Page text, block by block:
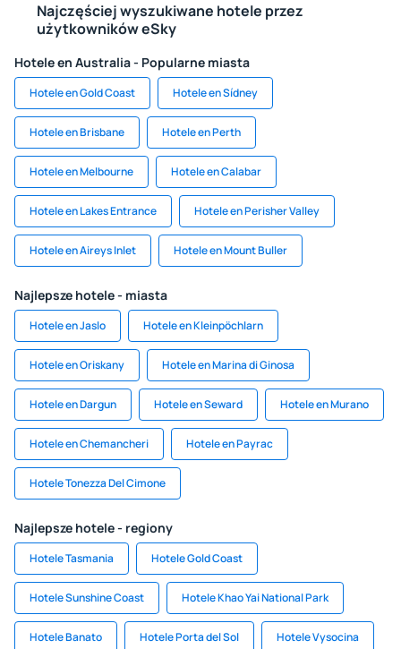
Najczęściej wyszukiwane hotele przez
użytkowników eSky
Hotele en Australia - Popularne miasta
Hotele en Gold Coast Hotele en Sídney
Hotele en Brisbane Hotele en Perth
Hotele en Melbourne Hotele en Calabar
Hotele en Lakes Entrance Hotele en Perisher Valley
Hotele en Aireys Inlet Hotele en Mount Buller
Najlepsze hotele - miasta
Hotele en Jaslo Hotele en Kleinpöchlarn
Hotele en Oriskany Hotele en Marina di Ginosa
Hotele en Dargun Hotele en Seward Hotele en Murano
Hotele en Chemancheri Hotele en Payrac
Hotele Tonezza Del Cimone
Najlepsze hotele - regiony
Hotele Tasmania Hotele Gold Coast
Hotele Sunshine Coast Hotele Khao Yai National Park
Hotele Banato Hotele Porta del Sol Hotele Vysocina